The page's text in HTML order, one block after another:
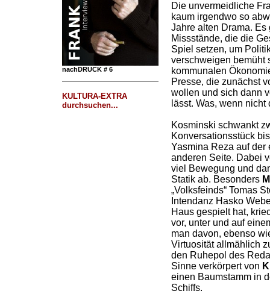
nachDRUCK # 6
KULTURA-EXTRA
durchsuchen...
Die unvermeidliche
kaum irgendwo so
Jahre alten Drama.
Missstände, die die
Spiel setzen, um
verschweigen bemüht
kommunalen
Presse, die zunächst
wollen und sich dann
lässt. Was, wenn
Kosminski schwankt
Konversationsstück
Yasmina Reza auf der
anderen Seite. Dabei
viel Bewegung und
Statik ab. Besonders
„Volksfeinds“ Tomas
Intendanz Hasko
Haus gespielt hat,
vor, unter und auf
man davon, ebenso
Virtuosität allmählich
den Ruhepol des
Sinne verkörpert von
einen Baumstamm in
Schiffs.